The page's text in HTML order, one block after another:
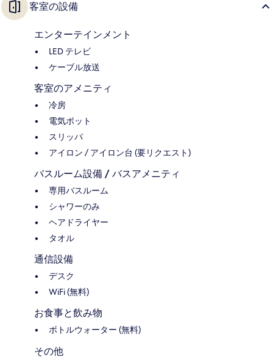
客室の設備
エンターテインメント
LED テレビ
ケーブル放送
客室のアメニティ
冷房
電気ポット
スリッパ
アイロン / アイロン台 (要リクエスト)
バスルーム設備 / バスアメニティ
専用バスルーム
シャワーのみ
ヘアドライヤー
タオル
通信設備
デスク
WiFi (無料)
お食事と飲み物
ボトルウォーター (無料)
その他